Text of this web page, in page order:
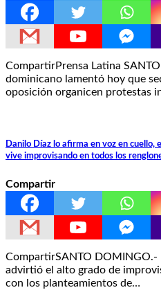
CompartirPrensa Latina
dominicano lamentó hoy que
oposición organicen protestas
Danilo Díaz lo afirma en voz en cuello,
vive improvisando en todos los
Compartir
CompartirSANTO DOMINGO.-
advirtió el alto grado de
con los planteamientos de…